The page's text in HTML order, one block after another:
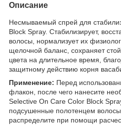
Описание
Несмываемый спрей для
Block Spray. Стабилизирует,
волосы, нормализует их
щелочной баланс, сохраняет
цвета на длительное время,
защитному действию корня
Применение: Перед
флакон, после чего нанесите
Selective On Care Color Block
подсушенные полотенцем
распределите при помощи